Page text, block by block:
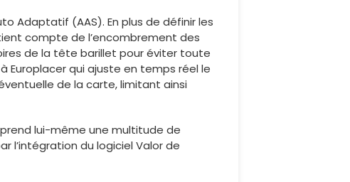
Adaptatif (AAS). En plus de définir les
compte de l’encombrement des
de la tête barillet pour éviter toute
Europlacer qui ajuste en temps réel le
de la carte, limitant ainsi
lui-même une multitude de
l’intégration du logiciel Valor de